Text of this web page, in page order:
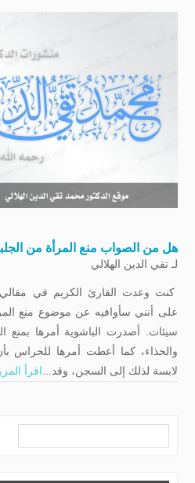
هل من الصواب منع المرأة من
لـتقي الدين الهلالي
كنت وعدت القارئ الكريم في مقالي
على أنني سأوافيه عن موضوع منع
سيئات. أصدرت الباشوية أمرها بمنع
والحذاء، كما أعطت أمرها للحراس
لابسة لذلك إلى السجن، وقد...اقرأ